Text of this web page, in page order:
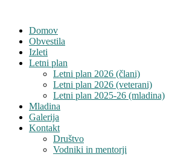
Domov
Obvestila
Izleti
Letni plan
Letni plan 2026 (člani)
Letni plan 2026 (veterani)
Letni plan 2025-26 (mladina)
Mladina
Galerija
Kontakt
Društvo
Vodniki in mentorji